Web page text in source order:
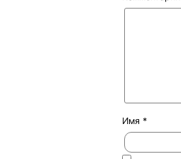
Имя *